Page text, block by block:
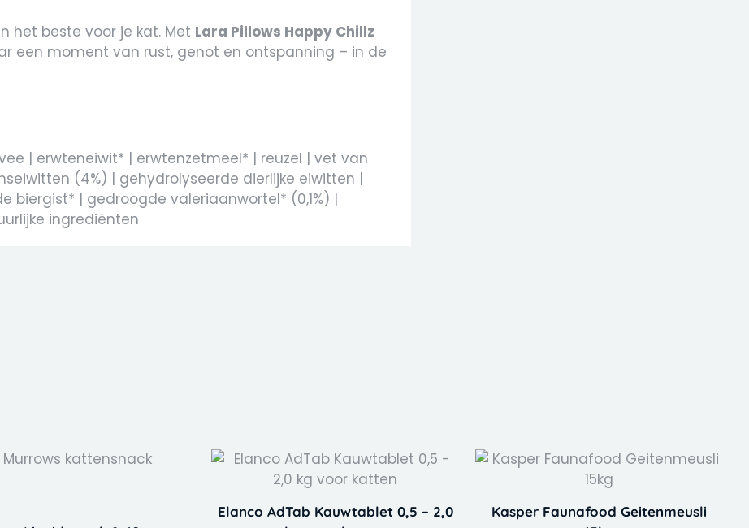
het beste voor je kat. Met Lara Pillows Happy Chillz
een moment van rust, genot en ontspanning – in de
| erwteneiwit* | erwtenzetmeel* | reuzel | vet van
(4%) | gehydrolyseerde dierlijke eiwitten |
| gedroogde valeriaanwortel* (0,1%) |
ingrediënten
This
Elanco AdTab Kauwtablet 0,5 – 2,0
Kasper Faunafood Geitenmeusli